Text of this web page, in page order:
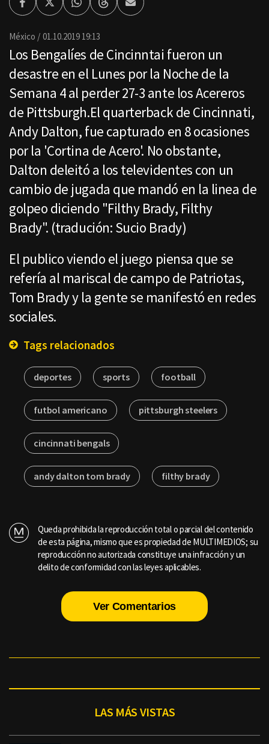
FacebookTwitterWhatsappThreadsEnviar
por
México 01.10.2019 19:13
Los Bengalíes de Cincinntai fueron un
desastre en el Lunes por la Noche de la
Semana 4 al perder 27-3 ante los Acereros
de Pittsburgh.El quarterback de Cincinnati,
Andy Dalton, fue capturado en 8 ocasiones
por la 'Cortina de Acero'. No obstante,
Dalton deleitó a los televidentes con un
cambio de jugada que mandó en la linea de
golpeo diciendo "Filthy Brady, Filthy
Brady". (tradución: Sucio Brady)
El publico viendo el juego piensa que se
refería al mariscal de campo de Patriotas,
Tom Brady y la gente se manifestó en redes
sociales.
Tags relacionados
deportes sports football
futbol americano pittsburgh steelers
cincinnati bengals
andy dalton tom brady filthy brady
Queda prohibida la reproducción total o parcial del contenido
de esta página, mismo que es propiedad de MULTIMEDIOS; su
reproducción no autorizada constituye una infracción y un
delito de conformidad con las leyes aplicables.
Ver Comentarios
LAS MÁS VISTAS